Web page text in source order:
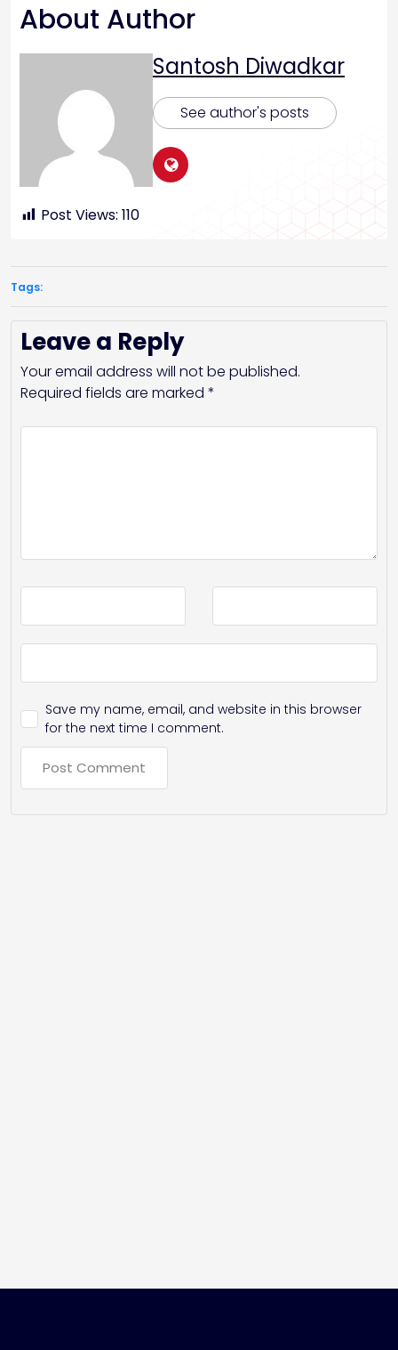
About Author
Santosh Diwadkar
See author's posts
Post Views: 110
Tags:
Leave a Reply
Your email address will not be published.
Required fields are marked *
Save my name, email, and website in this browser
for the next time I comment.